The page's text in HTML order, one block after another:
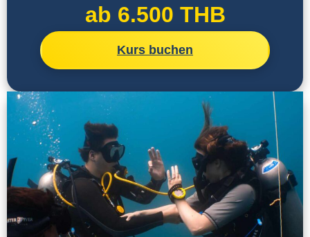
ab 6.500 THB
Kurs buchen